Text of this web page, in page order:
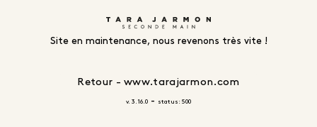
Site en maintenance, nous revenons très vite !
Retour - www.tarajarmon.com
v. 3.16.0 - status: 500